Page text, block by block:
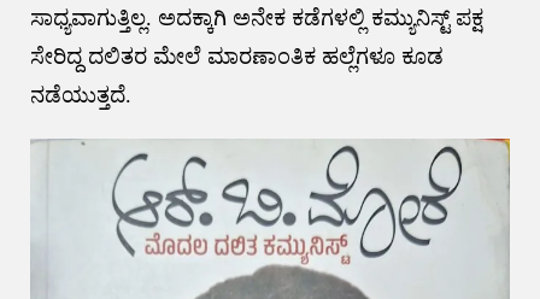
ಸಾಧ್ಯವಾಗುತ್ತಿಲ್ಲ. ಅದಕ್ಕಾಗಿ ಅನೇಕ ಕಡೆಗಳಲ್ಲಿ ಕಮ್ಯುನಿಸ್ಟ್ ಪಕ್ಷ
ಸೇರಿದ್ದ ದಲಿತರ ಮೇಲೆ ಮಾರಣಾಂತಿಕ ಹಲ್ಲೆಗಳೂ ಕೂಡ
ನಡೆಯುತ್ತದೆ.